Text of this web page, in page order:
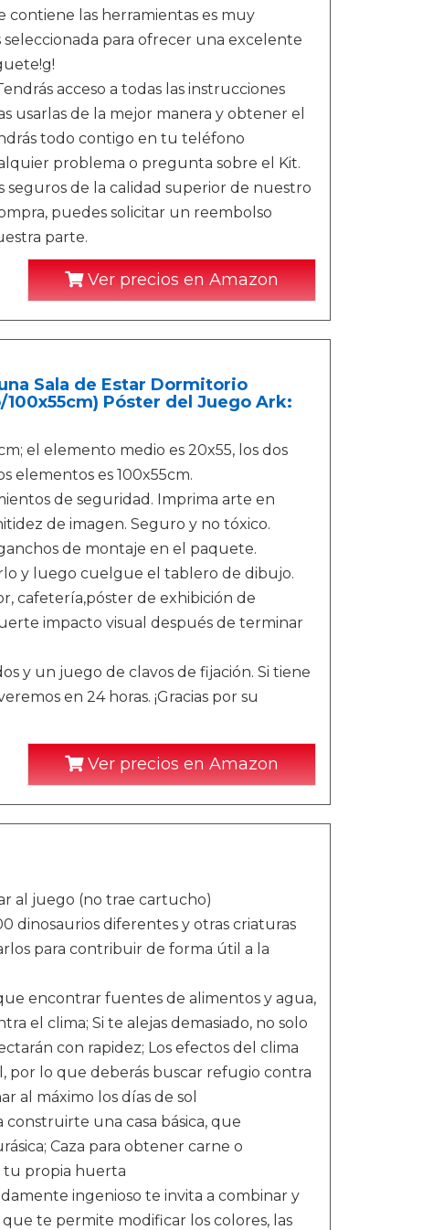
contiene las herramientas es muy
seleccionada para ofrecer una excelente
acceso a todas las instrucciones
usarlas de la mejor manera y obtener el
todo contigo en tu teléfono
problema o pregunta sobre el Kit.
seguros de la calidad superior de nuestro
puedes solicitar un reembolso
parte.
Ver precios en Amazon
Sala de Estar Dormitorio
Póster del Juego Ark:
el elemento medio es 20x55, los dos
elementos es 100x55cm.
de seguridad. Imprima arte en
de imagen. Seguro y no tóxico.
de montaje en el paquete.
y luego cuelgue el tablero de dibujo.
cafetería,póster de exhibición de
impacto visual después de terminar
y un juego de clavos de fijación. Si tiene
en 24 horas. ¡Gracias por su
Ver precios en Amazon
al juego (no trae cartucho)
dinosaurios diferentes y otras criaturas
para contribuir de forma útil a la
encontrar fuentes de alimentos y agua,
el clima; Si te alejas demasiado, no solo
con rapidez; Los efectos del clima
por lo que deberás buscar refugio contra
al máximo los días de sol
construirte una casa básica, que
Caza para obtener carne o
tu propia huerta
ingenioso te invita a combinar y
te permite modificar los colores, las